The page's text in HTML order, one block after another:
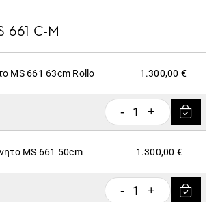
661 C-M
MS 661 63cm Rollo 1.300,00 €
- 1 +
MS 661 50cm 1.300,00 €
- 1 +